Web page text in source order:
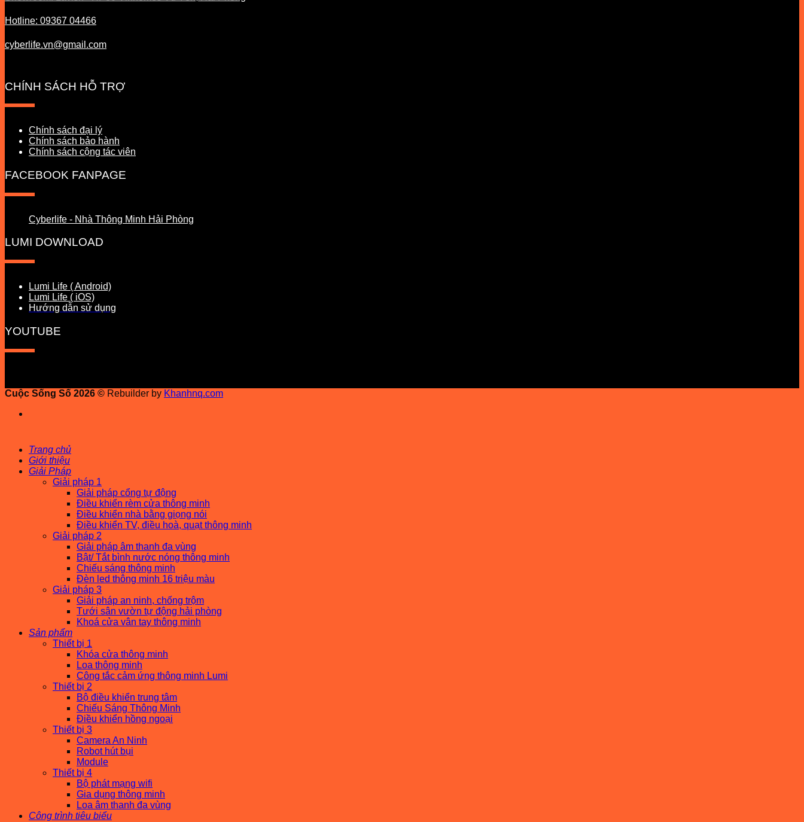
Hotline: 09367 04466
cyberlife.vn@gmail.com
CHÍNH SÁCH HỖ TRỢ
Chính sách đại lý
Chính sách bảo hành
Chính sách cộng tác viên
FACEBOOK FANPAGE
Cyberlife - Nhà Thông Minh Hải Phòng
LUMI DOWNLOAD
Lumi Life ( Android)
Lumi Life ( iOS)
Hướng dẫn sử dụng
YOUTUBE
Cuộc Sống Số 2026 © Rebuilder by Khanhnq.com
Trang chủ
Giới thiệu
Giải Pháp
Giải pháp 1
Giải pháp cổng tự động
Điều khiển rèm cửa thông minh
Điều khiển nhà bằng giọng nói
Điều khiển TV, điều hoà, quạt thông minh
Giải pháp 2
Giải pháp âm thanh đa vùng
Bật/ Tắt bình nước nóng thông minh
Chiếu sáng thông minh
Đèn led thông minh 16 triệu màu
Giải pháp 3
Giải pháp an ninh, chống trộm
Tưới sân vườn tự động hải phòng
Khoá cửa vân tay thông minh
Sản phẩm
Thiết bị 1
Khóa cửa thông minh
Loa thông minh
Công tắc cảm ứng thông minh Lumi
Thiết bị 2
Bộ điều khiển trung tâm
Chiếu Sáng Thông Minh
Điều khiển hồng ngoại
Thiết bị 3
Camera An Ninh
Robot hút bụi
Module
Thiết bị 4
Bộ phát mạng wifi
Gia dụng thông minh
Loa âm thanh đa vùng
Công trình tiêu biểu